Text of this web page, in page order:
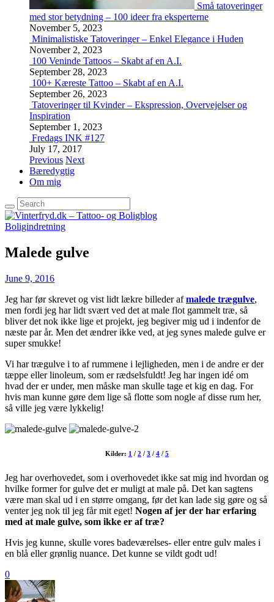
Små tatoveringer
med stor betydning – 100 ideer fra eksperterne
November 5, 2023
Minimalistiske Tatoveringer – Enkel Elegance i Huden
November 2, 2023
100 Veninde Tattoos – Skabt af en A.I.
September 28, 2023
100+ Kæreste Tattoo – Skabt af en A.I.
September 26, 2023
Tatoveringer til Kvinder – Ekspression, Overvejelser og
Inspiration
September 1, 2023
Fredags INK #127
July 17, 2017
Previous Next
Bæredygtig
Om mig
Boligindretning
Malede gulve
June 9, 2016
Jeg har før skrevet og vist lidt lækre billeder afmalede trægulve,
men fordi jeg har lidt svært ved det at male flot gammelt træ, så
bliver det nok ikke lige et projekt, jeg begiver mig ud i indenfor de
næste par år. Men det ændrer ikke ved, at jeg synes malede gulve er
super smukke!
Vi har trægulve i to af rummene i lejligheden, men i de andre er der
tæppe eller linoleum, som er rædselsfuldt! Jeg har ingen idé om
hvad der er under, men måske man skulle tage et kig en dag. For
hvis man kunne gøre dem lige så flotte som nogle af disse rum her,
så ville jeg være lykkelig!
Kilder: 1 / 2 / 3 / 4 / 5
Jeg har overhovedet, som i overhovedet ikke sat mig ind hvordan og
hvilke former for gulve det er muligt at male på. Det kan sagtens
være man skal ud i en større omgang, før det kan lade sig gøre og så
venter jeg nok til jeg får mit eget! Nogen af jer der har erfaring
med at male gulve, som ikke er af træ?
Hvis jeg kunne, skulle vores badeværelses- eller entre gulv males i
en blå eller grønlig nuance. Det kunne se vildt godt ud!
0